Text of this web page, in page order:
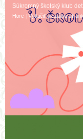
Súkromný školský klub detí
Hore | Vytlačiť aktuálnu